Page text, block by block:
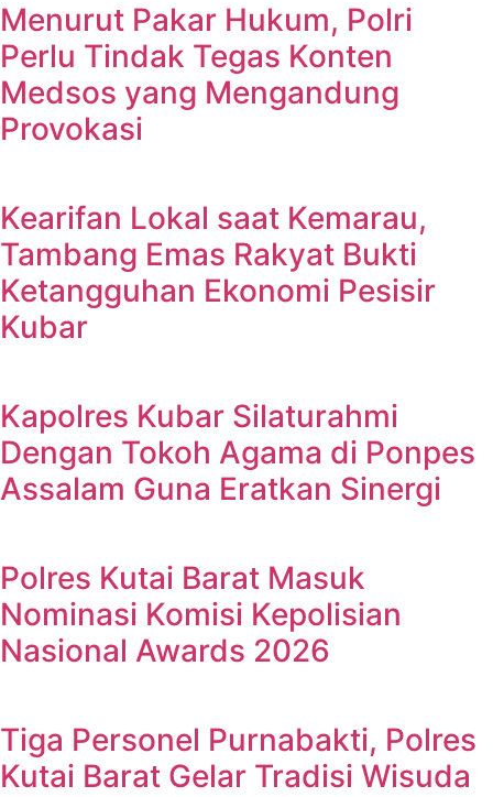
Menurut Pakar Hukum, Polri
Perlu Tindak Tegas Konten
Medsos yang Mengandung
Provokasi
Kearifan Lokal saat Kemarau,
Tambang Emas Rakyat Bukti
Ketangguhan Ekonomi Pesisir
Kubar
Kapolres Kubar Silaturahmi
Dengan Tokoh Agama di Ponpes
Assalam Guna Eratkan Sinergi
Polres Kutai Barat Masuk
Nominasi Komisi Kepolisian
Nasional Awards 2026
Tiga Personel Purnabakti, Polres
Kutai Barat Gelar Tradisi Wisuda